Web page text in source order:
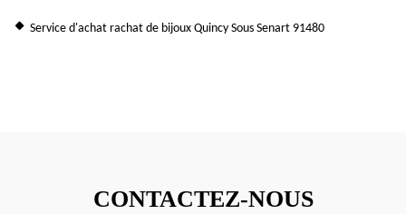
Service d'achat rachat de bijoux Quincy Sous Senart 91480
CONTACTEZ-NOUS